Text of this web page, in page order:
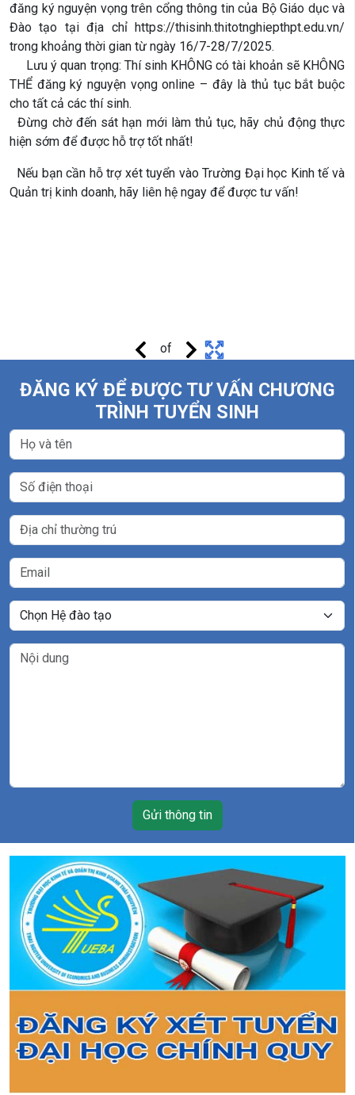
đăng ký nguyện vọng trên cổng thông tin của Bộ Giáo dục và
Đào tạo tại địa chỉ https://thisinh.thitotnghiepthpt.edu.vn/
trong khoảng thời gian từ ngày 16/7-28/7/2025.
Lưu ý quan trọng: Thí sinh KHÔNG có tài khoản sẽ KHÔNG
THỂ đăng ký nguyện vọng online – đây là thủ tục bắt buộc
cho tất cả các thí sinh.
Đừng chờ đến sát hạn mới làm thủ tục, hãy chủ động thực
hiện sớm để được hỗ trợ tốt nhất!
Nếu bạn cần hỗ trợ xét tuyển vào Trường Đại học Kinh tế và
Quản trị kinh doanh, hãy liên hệ ngay để được tư vấn!
of
ĐĂNG KÝ ĐỂ ĐƯỢC TƯ VẤN CHƯƠNG
TRÌNH TUYỂN SINH
Gửi thông tin